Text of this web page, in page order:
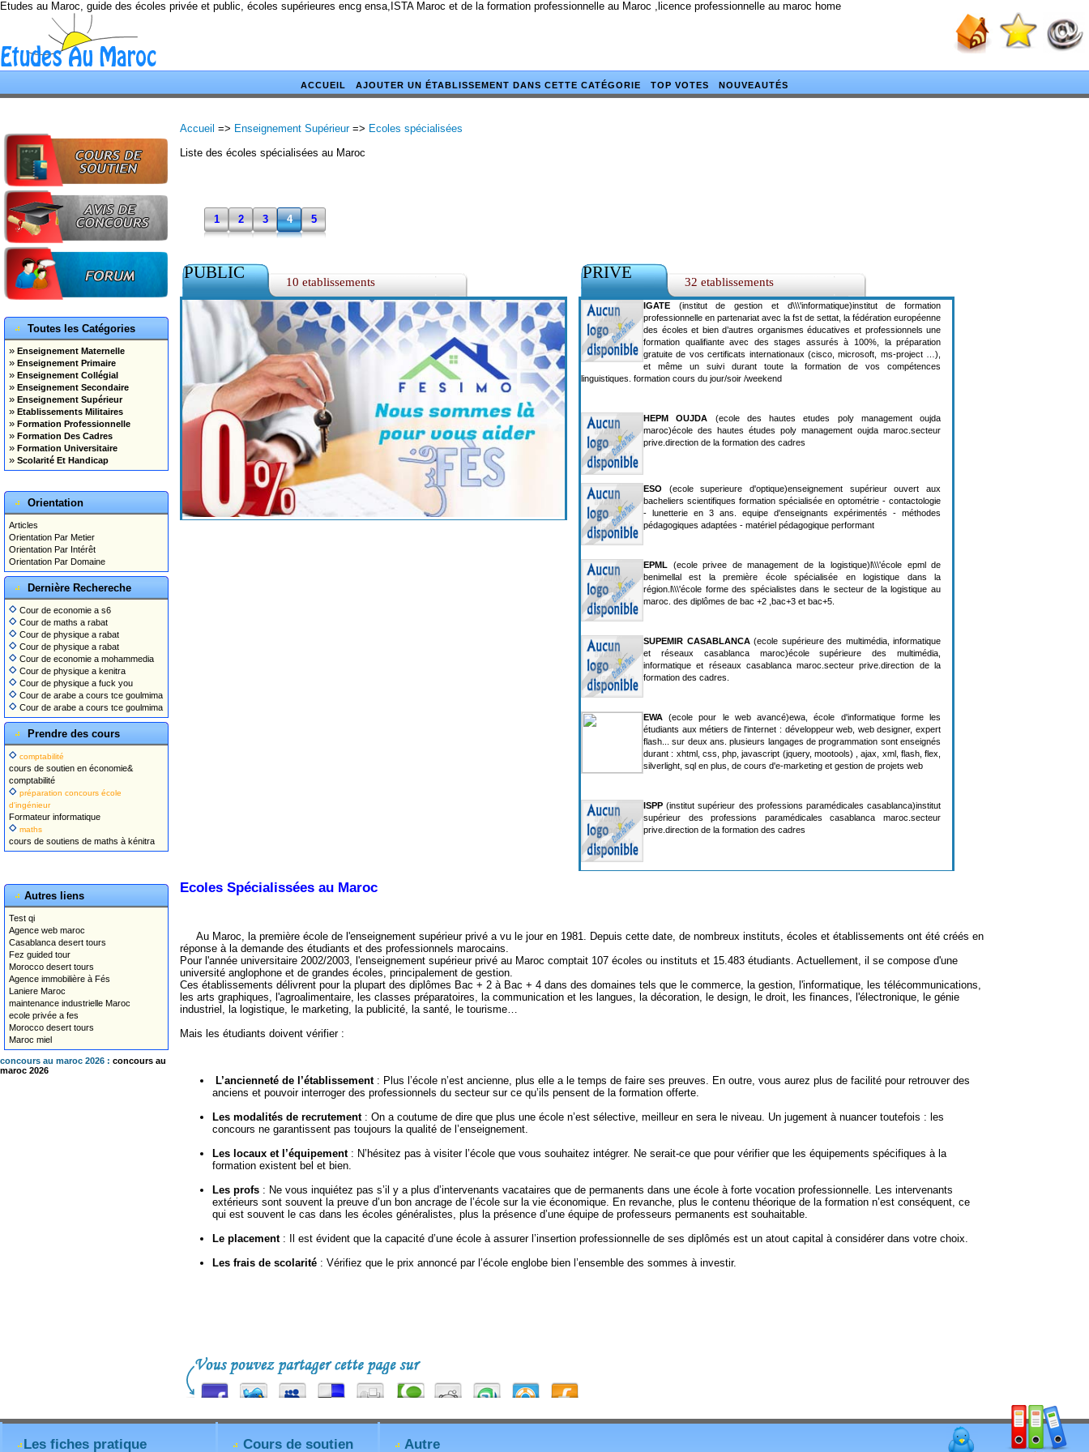
Etudes au Maroc, guide des écoles privée et public, écoles supérieures encg ensa,ISTA Maroc et de la formation professionnelle au Maroc ,licence professionnelle au maroc home
ACCUEIL AJOUTER UN ÉTABLISSEMENT DANS CETTE CATÉGORIE TOP VOTES NOUVEAUTÉS
Toutes les Catégories
» Enseignement Maternelle
» Enseignement Primaire
» Enseignement Collégial
» Enseignement Secondaire
» Enseignement Supérieur
» Etablissements Militaires
» Formation Professionnelle
» Formation Des Cadres
» Formation Universitaire
» Scolarité Et Handicap
Orientation
Articles
Orientation Par Metier
Orientation Par Intérêt
Orientation Par Domaine
Dernière Rechereche
Cour de economie a s6
Cour de maths a rabat
Cour de physique a rabat
Cour de physique a rabat
Cour de economie a mohammedia
Cour de physique a kenitra
Cour de physique a fuck you
Cour de arabe a cours tce goulmima
Cour de arabe a cours tce goulmima
Prendre des cours
comptabilité
cours de soutien en économie&
comptabilité
préparation concours école
d'ingénieur
Formateur informatique
maths
cours de soutiens de maths à kénitra
Autres liens
Test qi
Agence web maroc
Casablanca desert tours
Fez guided tour
Morocco desert tours
Agence immobilière à Fés
Laniere Maroc
maintenance industrielle Maroc
ecole privée a fes
Morocco desert tours
Maroc miel
concours au maroc 2026 : concours au
maroc 2026
Accueil => Enseignement Supérieur=> Ecoles spécialisées
Liste des écoles spécialisées au Maroc
1 2 3 4 5
PUBLIC 10 etablissements PRIVE 32 etablissements
IGATE (institut de gestion et d\\\'informatique)institut de formation
professionnelle en partenariat avec la fst de settat, la fédération européenne
des écoles et bien d’autres organismes éducatives et professionnels une
formation qualifiante avec des stages assurés à 100%, la préparation
gratuite de vos certificats internationaux (cisco, microsoft, ms-project …),
et même un suivi durant toute la formation de vos compétences
linguistiques. formation cours du jour/soir /weekend
HEPM OUJDA (ecole des hautes etudes poly management oujda
maroc)école des hautes études poly management oujda maroc.secteur
prive.direction de la formation des cadres
ESO (ecole superieure d'optique)enseignement supérieur ouvert aux
bacheliers scientifiques formation spécialisée en optométrie - contactologie
- lunetterie en 3 ans. equipe d'enseignants expérimentés - méthodes
pédagogiques adaptées - matériel pédagogique performant
EPML (ecole privee de management de la logistique)l\\\'école epml de
benimellal est la première école spécialisée en logistique dans la
région.l\\\'école forme des spécialistes dans le secteur de la logistique au
maroc. des diplômes de bac +2 ,bac+3 et bac+5.
SUPEMIR CASABLANCA(ecole supérieure des multimédia, informatique
et réseaux casablanca maroc)école supérieure des multimédia,
informatique et réseaux casablanca maroc.secteur prive.direction de la
formation des cadres.
EWA(ecole pour le web avancé)ewa, école d'informatique forme les
étudiants aux métiers de l'internet : développeur web, web designer, expert
flash... sur deux ans. plusieurs langages de programmation sont enseignés
durant : xhtml, css, php, javascript (jquery, mootools) , ajax, xml, flash, flex,
silverlight, sql en plus, de cours d'e-marketing et gestion de projets web
ISPP (institut supérieur des professions paramédicales casablanca)institut
supérieur des professions paramédicales casablanca maroc.secteur
prive.direction de la formation des cadres
Ecoles Spécialissées au Maroc
Au Maroc, la première école de l'enseignement supérieur privé a vu le jour en 1981. Depuis cette date, de nombreux instituts, écoles et établissements ont été créés en
réponse à la demande des étudiants et des professionnels marocains.
Pour l'année universitaire 2002/2003, l'enseignement supérieur privé au Maroc comptait 107 écoles ou instituts et 15.483 étudiants. Actuellement, il se compose d'une
université anglophone et de grandes écoles, principalement de gestion.
Ces établissements délivrent pour la plupart des diplômes Bac + 2 à Bac + 4 dans des domaines tels que le commerce, la gestion, l'informatique, les télécommunications,
les arts graphiques, l'agroalimentaire, les classes préparatoires, la communication et les langues, la décoration, le design, le droit, les finances, l'électronique, le génie
industriel, la logistique, le marketing, la publicité, la santé, le tourisme…
Mais les étudiants doivent vérifier :
L’ancienneté de l’établissement: Plus l’école n’est ancienne, plus elle a le temps de faire ses preuves. En outre, vous aurez plus de facilité pour retrouver des
anciens et pouvoir interroger des professionnels du secteur sur ce qu’ils pensent de la formation offerte.
Les modalités de recrutement: On a coutume de dire que plus une école n’est sélective, meilleur en sera le niveau. Un jugement à nuancer toutefois : les
concours ne garantissent pas toujours la qualité de l’enseignement.
Les locaux et l’équipement: N’hésitez pas à visiter l’école que vous souhaitez intégrer. Ne serait-ce que pour vérifier que les équipements spécifiques à la
formation existent bel et bien.
Les profs : Ne vous inquiétez pas s’il y a plus d’intervenants vacataires que de permanents dans une école à forte vocation professionnelle. Les intervenants
extérieurs sont souvent la preuve d’un bon ancrage de l’école sur la vie économique. En revanche, plus le contenu théorique de la formation n’est conséquent, ce
qui est souvent le cas dans les écoles généralistes, plus la présence d’une équipe de professeurs permanents est souhaitable.
Le placement: Il est évident que la capacité d’une école à assurer l’insertion professionnelle de ses diplômés est un atout capital à considérer dans votre choix.
Les frais de scolarité : Vérifiez que le prix annoncé par l’école englobe bien l’ensemble des sommes à investir.
Les fiches pratique Cours de soutien Autre